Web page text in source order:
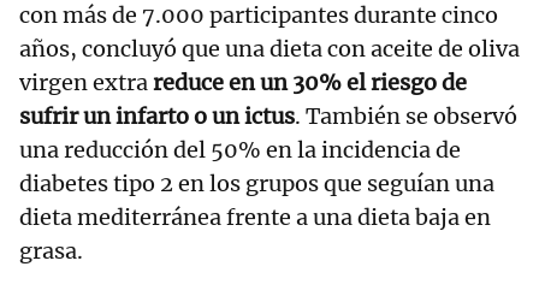
con más de 7.000 participantes durante cinco
años, concluyó que una dieta con aceite de oliva
virgen extrareduce en un 30% el riesgo de
sufrir un infarto o un ictus. También se observó
una reducción del 50% en la incidencia de
diabetes tipo 2 en los grupos que seguían una
dieta mediterránea frente a una dieta baja en
grasa.